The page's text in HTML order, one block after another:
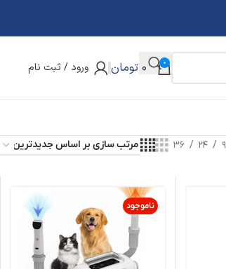
0
0 تومان ورود / ثبت نام
9
24
36
ناموجود